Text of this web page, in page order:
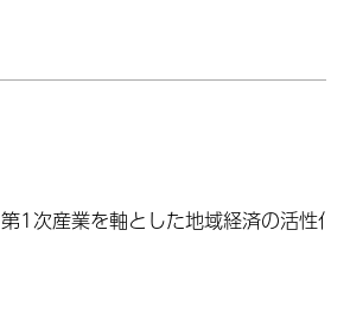
第1次産業を軸とした地域経済の活性化